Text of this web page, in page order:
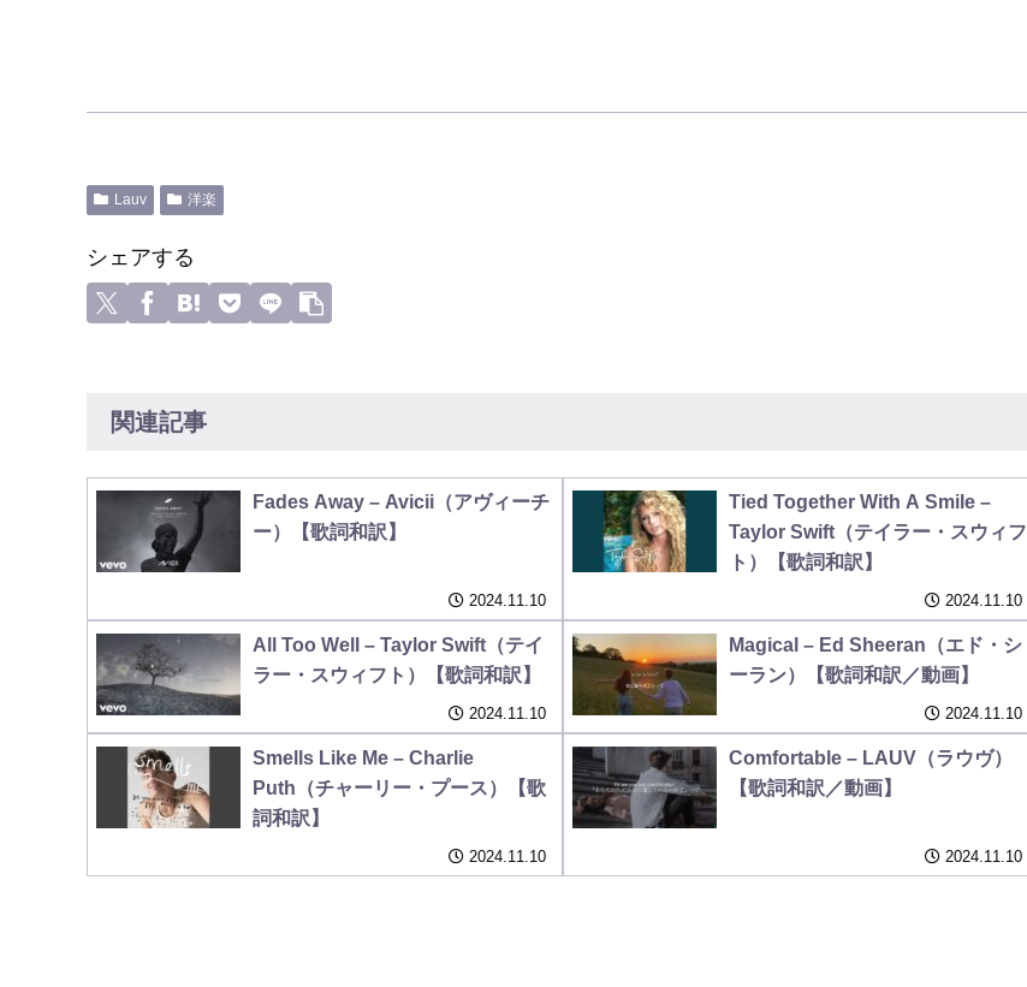
Lauv 洋楽
シェアする
関連記事
Fades Away – Avicii（アヴィーチ
ー）【歌詞和訳】
2024.11.10
Tied Together With A Smile –
Taylor Swift（テイラー・スウィフ
ト）【歌詞和訳】
2024.11.10
All Too Well – Taylor Swift（テイ
ラー・スウィフト）【歌詞和訳】
2024.11.10
Magical – Ed Sheeran（エド・シ
ーラン）【歌詞和訳／動画】
2024.11.10
Smells Like Me – Charlie
Puth（チャーリー・プース）【歌
詞和訳】
2024.11.10
Comfortable – LAUV（ラウヴ）
【歌詞和訳／動画】
2024.11.10